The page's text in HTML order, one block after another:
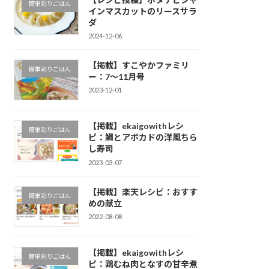
簡単彩りごはん
インマスカットのリースサラ
ダ
2024-12-06
簡単彩りごはん
【掲載】すこやかファミリ
ー：7～11月号
2023-12-01
簡単彩りごはん
【掲載】ekaigowithレシ
ピ：鯛とアボカドの洋風ちら
し寿司
2023-03-07
簡単彩りごはん
【掲載】楽天レシピ：おすす
めの献立
2022-08-08
簡単彩りごはん
【掲載】ekaigowithレシ
ピ：鶏むね肉となすの甘辛煮